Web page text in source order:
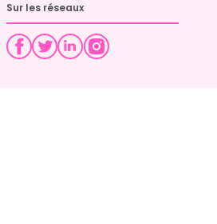
Sur les réseaux